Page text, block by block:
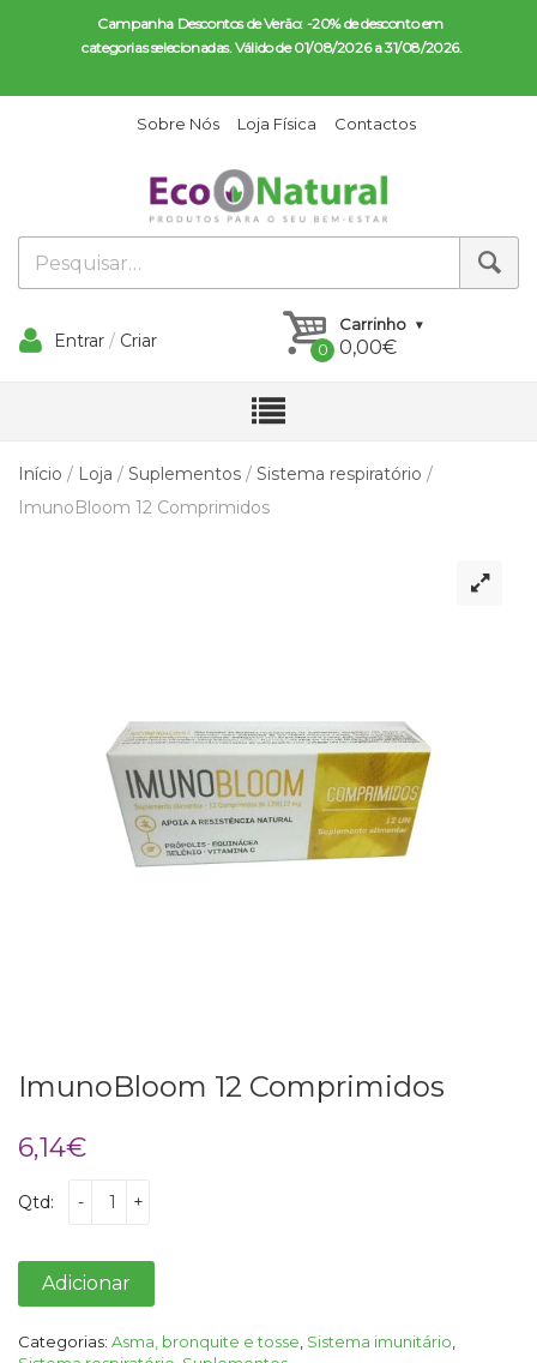
Sobre Nós Loja Física Contactos
Entrar / Criar
Carrinho
0,00€
Início / Loja / Suplementos / Sistema respiratório /
ImunoBloom 12 Comprimidos
ImunoBloom 12 Comprimidos
6,14€
Qtd: - +
Adicionar
Categorias: Asma, bronquite e tosse Sistema imunitário
Campanha Descontos de Verão: -20% de desconto em
categorias selecionadas. Válido de 01/08/2026 a 31/08/2026.